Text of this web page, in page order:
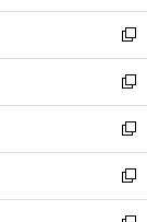
開
く
ウ
で
開
く
ン
ド
ウ
で
開
く
ウ
ィ
ン
ド
ウ
で
開
く
新
し
い
ウ
ィ
ン
ド
ウ
新
し
い
ウ
ィ
ン
新
し
い
ウ
新
し